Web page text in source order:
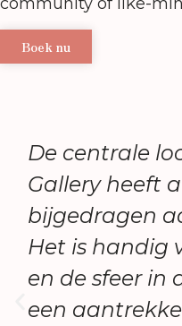
Boek nu
De centrale
Gallery heeft
bijgedragen
Het is handig
en de sfeer in
een